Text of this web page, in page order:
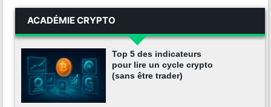
ACADÉMIE CRYPTO
Top 5 des indicateurs
pour lire un cycle crypto
(sans être trader)